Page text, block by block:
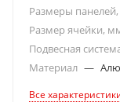
Размеры
Размер ячейки,
Подвесная
Материал —
Все